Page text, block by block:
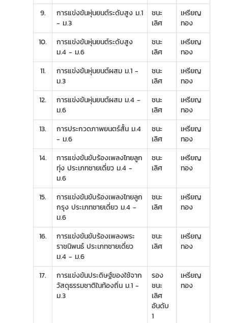
9.
การแข่งขันหุ่นยนต์ระดับสูง ม.1
- ม.3
ชนะ
เลิศ
เหรียญ
ทอง
10.
การแข่งขันหุ่นยนต์ระดับสูง
ม.4 - ม.6
ชนะ
เลิศ
เหรียญ
ทอง
11.
การแข่งขันหุ่นยนต์ผสม ม.1 -
ม.3
ชนะ
เลิศ
เหรียญ
ทอง
12.
การแข่งขันหุ่นยนต์ผสม ม.4 -
ม.6
ชนะ
เลิศ
เหรียญ
ทอง
13.
การประกวดภาพยนตร์สั้น ม.4
- ม.6
ชนะ
เลิศ
เหรียญ
ทอง
14.
การแข่งขันขับร้องเพลงไทยลูก
ทุ่ง ประเภทชายเดี่ยว ม.4 -
ม.6
ชนะ
เลิศ
เหรียญ
ทอง
15.
การแข่งขันขับร้องเพลงไทยลูก
กรุง ประเภทชายเดี่ยว ม.4 -
ม.6
ชนะ
เลิศ
เหรียญ
ทอง
16.
การแข่งขันขับร้องเพลงพระ
ราชนิพนธ์ ประเภทชายเดี่ยว
ม.4 - ม.6
ชนะ
เลิศ
เหรียญ
ทอง
17.
การแข่งขันประดิษฐ์ของใช้จาก
วัสดุธรรมชาติในท้องถิ่น ม.1 -
ม.3
รอง
ชนะ
เลิศ
อันดับ
1
เหรียญ
ทอง